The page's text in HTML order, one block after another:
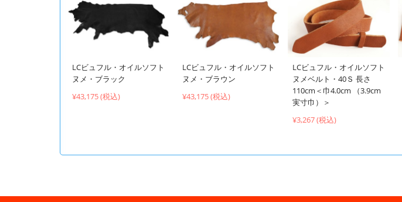
LCビュフル・オイルソフト
ヌメ・ブラック
¥43,175 (税込)
LCビュフル・オイルソフト
ヌメ・ブラウン
¥43,175 (税込)
LCビュフル・オイルソフト
ヌメベルト・40Ｓ 長さ
110cm＜巾4.0cm （3.9cm
実寸巾）＞
¥3,267 (税込)